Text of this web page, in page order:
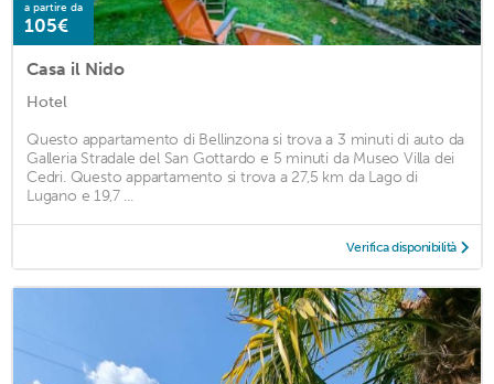
a partire da
105€
Casa il Nido
Hotel
Questo appartamento di Bellinzona si trova a 3 minuti di auto da
Galleria Stradale del San Gottardo e 5 minuti da Museo Villa dei
Cedri. Questo appartamento si trova a 27,5 km da Lago di
Lugano e 19,7 ...
Verifica disponibilità